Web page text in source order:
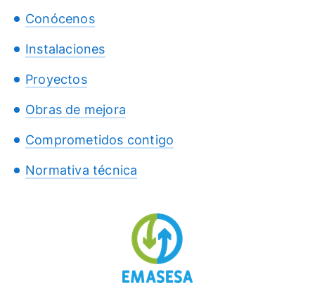
Conócenos
Instalaciones
Proyectos
Obras de mejora
Comprometidos contigo
Normativa técnica